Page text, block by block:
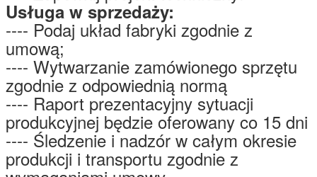
Usługa w sprzedaży:
---- Podaj układ fabryki zgodnie z
umową;
---- Wytwarzanie zamówionego sprzętu
zgodnie z odpowiednią normą
---- Raport prezentacyjny sytuacji
produkcyjnej będzie oferowany co 15 dni
---- Śledzenie i nadzór w całym okresie
produkcji i transportu zgodnie z